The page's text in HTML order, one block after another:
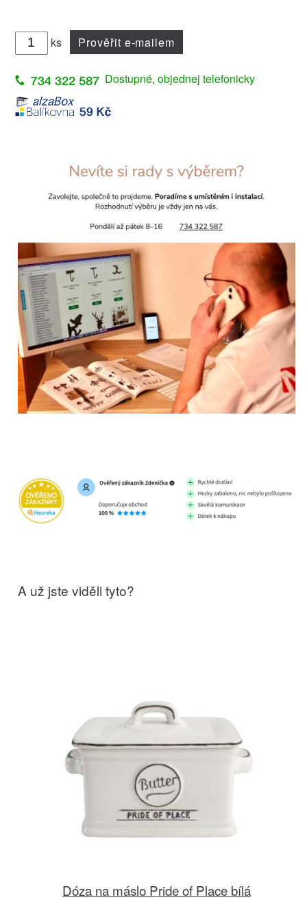
ks Prověřit e-mailem
Dostupné, objednej telefonicky
A už jste viděli tyto?
Dóza na máslo Pride of Place bílá